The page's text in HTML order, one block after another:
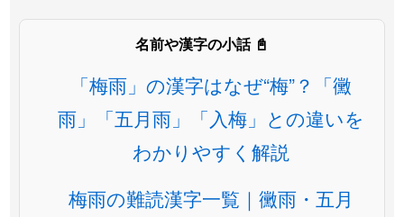
名前や漢字の小話 📓
「梅雨」の漢字はなぜ“梅”？「黴
雨」「五月雨」「入梅」との違いを
わかりやすく解説
梅雨の難読漢字一覧｜黴雨・五月